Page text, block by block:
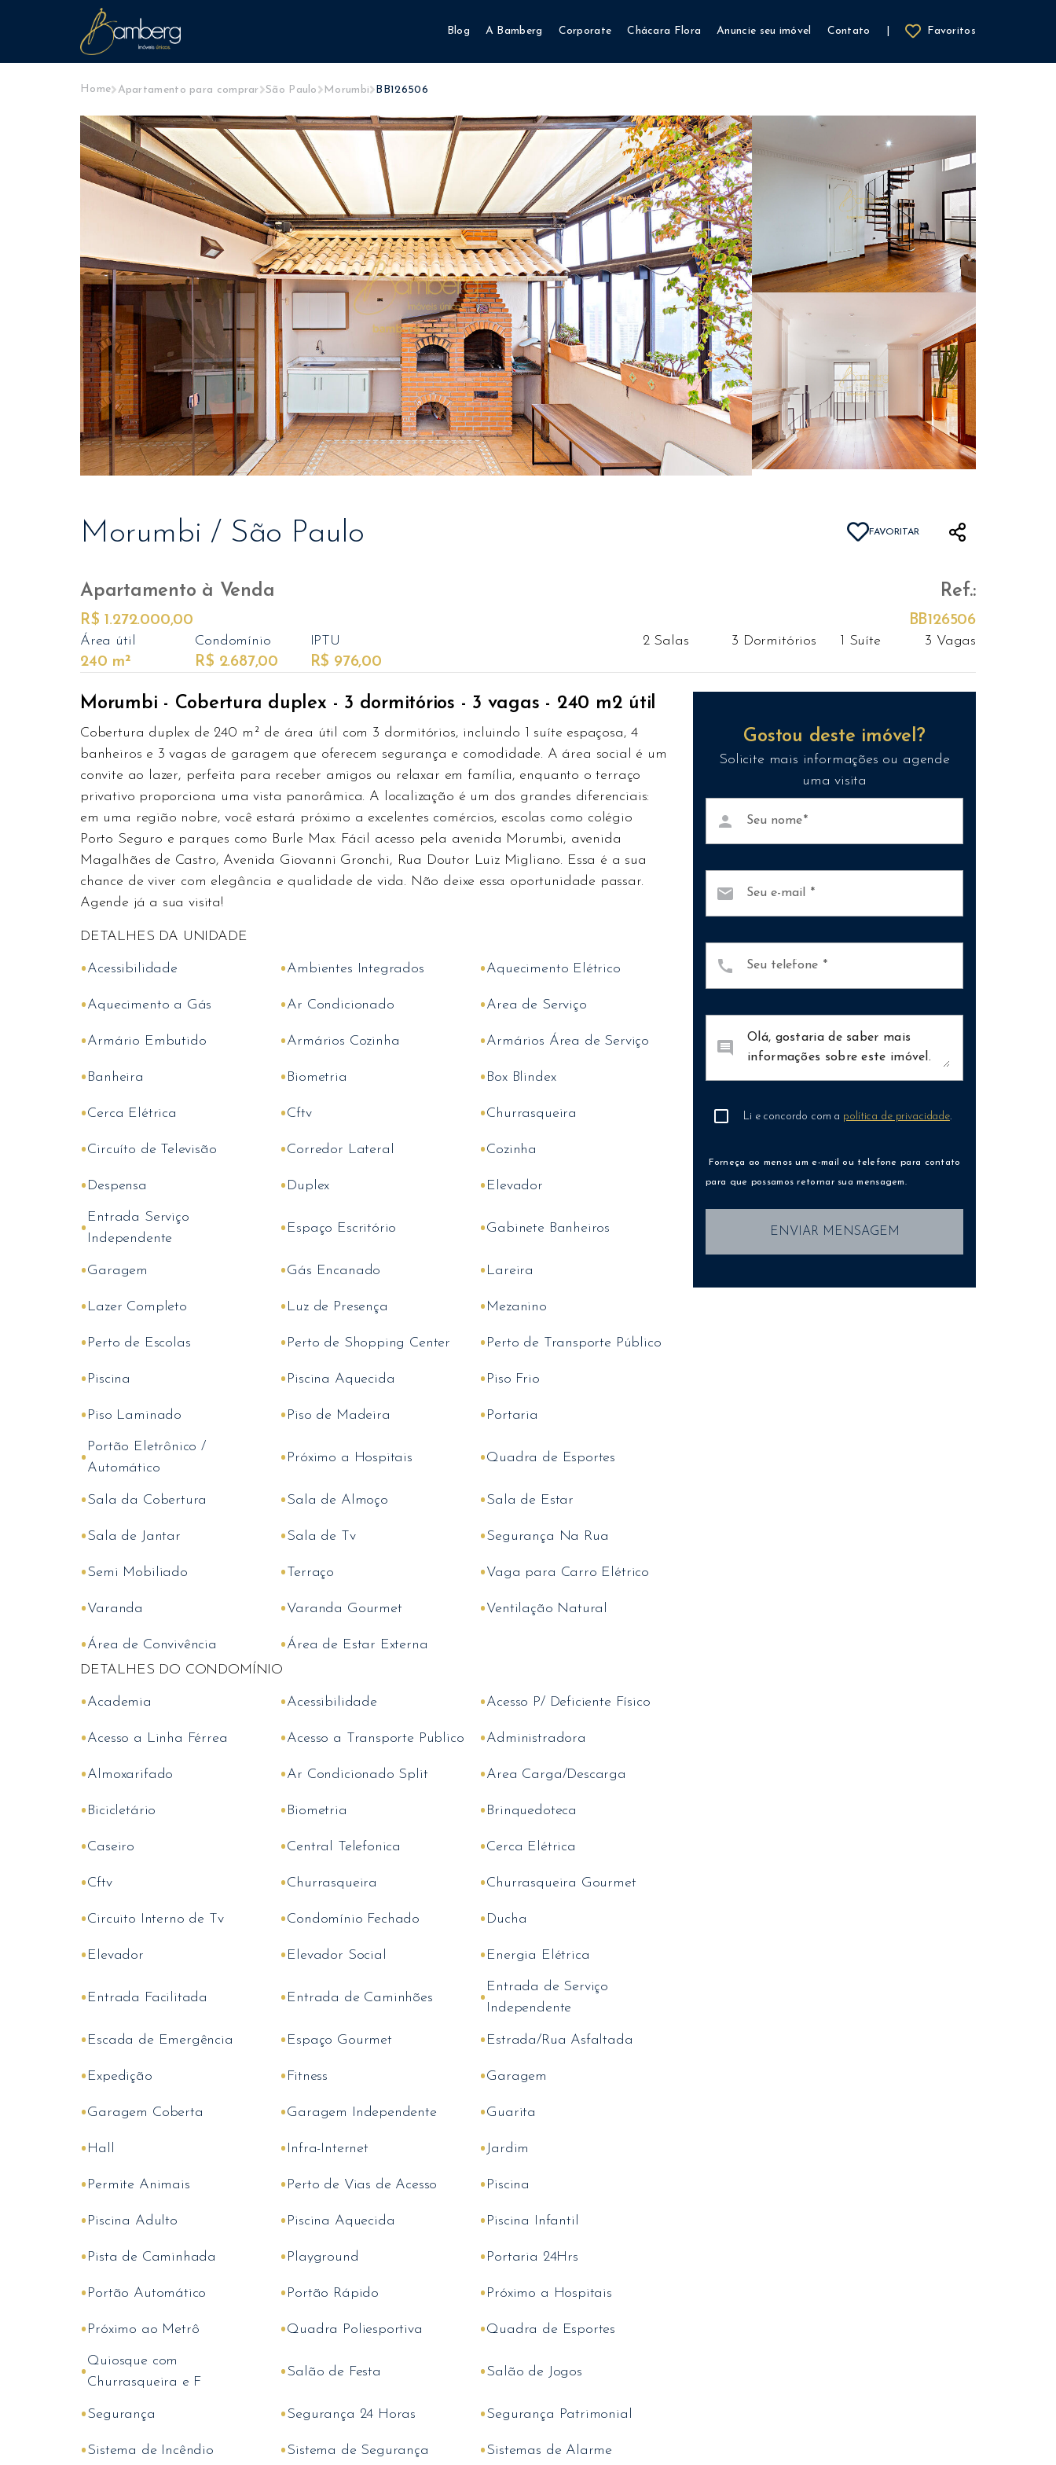
Blog A Bamberg Corporate Chácara Flora Anuncie seu imóvel Contato Favoritos
Home Apartamento para comprar São Paulo Morumbi BB126506
Morumbi / São Paulo FAVORITAR
Apartamento à Venda
R$ 1.272.000,00
Ref.:
BB126506
Área útil
240 m²
Condomínio
R$ 2.687,00
IPTU
R$ 976,00
2 Salas 3 Dormitórios 1 Suíte 3 Vagas
Morumbi - Cobertura duplex - 3 dormitórios - 3 vagas - 240 m2 útil
Cobertura duplex de 240 m² de área útil com 3 dormitórios, incluindo 1 suíte espaçosa, 4
banheiros e 3 vagas de garagem que oferecem segurança e comodidade. A área social é um
convite ao lazer, perfeita para receber amigos ou relaxar em família, enquanto o terraço
privativo proporciona uma vista panorâmica. A localização é um dos grandes diferenciais:
em uma região nobre, você estará próximo a excelentes comércios, escolas como colégio
Porto Seguro e parques como Burle Max. Fácil acesso pela avenida Morumbi, avenida
Magalhães de Castro, Avenida Giovanni Gronchi, Rua Doutor Luiz Migliano. Essa é a sua
chance de viver com elegância e qualidade de vida. Não deixe essa oportunidade passar.
Agende já a sua visita!
DETALHES DA UNIDADE
•Acessibilidade •Ambientes Integrados •Aquecimento Elétrico
•Aquecimento a Gás •Ar Condicionado •Area de Serviço
•Armário Embutido •Armários Cozinha •Armários Área de Serviço
• Banheira • Biometria • Box Blindex
•Cerca Elétrica •Cftv •Churrasqueira
•Circuíto de Televisão •Corredor Lateral •Cozinha
• Despensa • Duplex • Elevador
• Entrada Serviço
Independente
• Espaço Escritório •Gabinete Banheiros
•Garagem •Gás Encanado • Lareira
• Lazer Completo • Luz de Presença • Mezanino
• Perto de Escolas • Perto de Shopping Center • Perto de Transporte Público
• Piscina • Piscina Aquecida • Piso Frio
• Piso Laminado • Piso de Madeira • Portaria
• Portão Eletrônico /
Automático
• Próximo a Hospitais •Quadra de Esportes
•Sala da Cobertura •Sala de Almoço •Sala de Estar
•Sala de Jantar •Sala de Tv •Segurança Na Rua
•Semi Mobiliado •Terraço •Vaga para Carro Elétrico
•Varanda •Varanda Gourmet •Ventilação Natural
•Área de Convivência •Área de Estar Externa
DETALHES DO CONDOMÍNIO
•Academia •Acessibilidade •Acesso P/ Deficiente Físico
•Acesso a Linha Férrea •Acesso a Transporte Publico •Administradora
•Almoxarifado •Ar Condicionado Split •Area Carga/Descarga
• Bicicletário • Biometria • Brinquedoteca
•Caseiro •Central Telefonica •Cerca Elétrica
•Cftv •Churrasqueira •Churrasqueira Gourmet
•Circuito Interno de Tv •Condomínio Fechado • Ducha
• Elevador • Elevador Social • Energia Elétrica
• Entrada Facilitada • Entrada de Caminhões • Entrada de Serviço
Independente
• Escada de Emergência • Espaço Gourmet • Estrada/Rua Asfaltada
• Expedição • Fitness •Garagem
•Garagem Coberta •Garagem Independente •Guarita
• Hall • Infra-Internet • Jardim
• Permite Animais • Perto de Vias de Acesso • Piscina
• Piscina Adulto • Piscina Aquecida • Piscina Infantil
• Pista de Caminhada • Playground • Portaria 24Hrs
• Portão Automático • Portão Rápido • Próximo a Hospitais
• Próximo ao Metrô •Quadra Poliesportiva •Quadra de Esportes
•Quiosque com
Churrasqueira e F
•Salão de Festa •Salão de Jogos
•Segurança •Segurança 24 Horas •Segurança Patrimonial
•Sistema de Incêndio •Sistema de Segurança •Sistemas de Alarme
Gostou deste imóvel?
Solicite mais informações ou agende
uma visita
Seu nome
person
Seu e-mail
mail
Seu telefone
call
comment
Li e concordo com a política de privacidade.
Forneça ao menos um e-mail ou telefone para contato
para que possamos retornar sua mensagem.
ENVIAR MENSAGEM